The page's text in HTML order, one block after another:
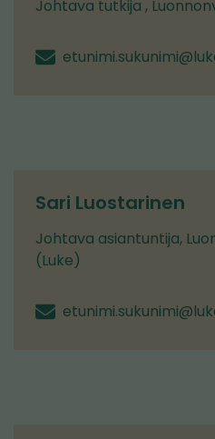
Johtava tutkija ,
Sari Luostarinen
Johtava asiantuntija,
(Luke)